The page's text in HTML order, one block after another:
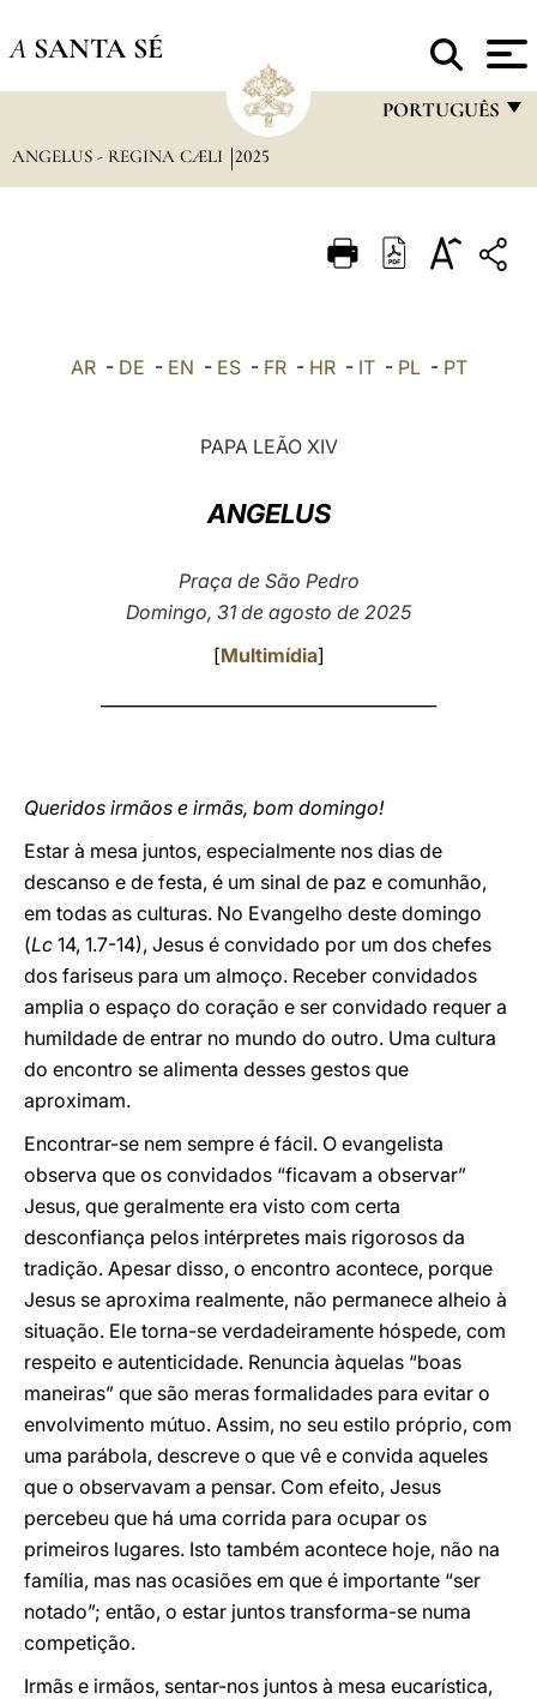
A SANTA SÉ
PORTUGUÊS
ITALIANO
ANGELUS - REGINA CÆLI 2025
AR- DE - EN - ES- FR- HR- IT- PL- PT
PAPA LEÃO XIV
ANGELUS
Praça de São Pedro
Domingo, 31 de agosto de 2025
[Multimídia]
Queridos irmãos e irmãs, bom domingo!
Estar à mesa juntos, especialmente nos dias de
descanso e de festa, é um sinal de paz e comunhão,
em todas as culturas. No Evangelho deste domingo
(Lc 14, 1.7-14), Jesus é convidado por um dos chefes
dos fariseus para um almoço. Receber convidados
amplia o espaço do coração e ser convidado requer a
humildade de entrar no mundo do outro. Uma cultura
do encontro se alimenta desses gestos que
aproximam.
Encontrar-se nem sempre é fácil. O evangelista
observa que os convidados “ficavam a observar”
Jesus, que geralmente era visto com certa
desconfiança pelos intérpretes mais rigorosos da
tradição. Apesar disso, o encontro acontece, porque
Jesus se aproxima realmente, não permanece alheio à
situação. Ele torna-se verdadeiramente hóspede, com
respeito e autenticidade. Renuncia àquelas “boas
maneiras” que são meras formalidades para evitar o
envolvimento mútuo. Assim, no seu estilo próprio, com
uma parábola, descreve o que vê e convida aqueles
que o observavam a pensar. Com efeito, Jesus
percebeu que há uma corrida para ocupar os
primeiros lugares. Isto também acontece hoje, não na
família, mas nas ocasiões em que é importante “ser
notado”; então, o estar juntos transforma-se numa
competição.
Irmãs e irmãos, sentar-nos juntos à mesa eucarística,